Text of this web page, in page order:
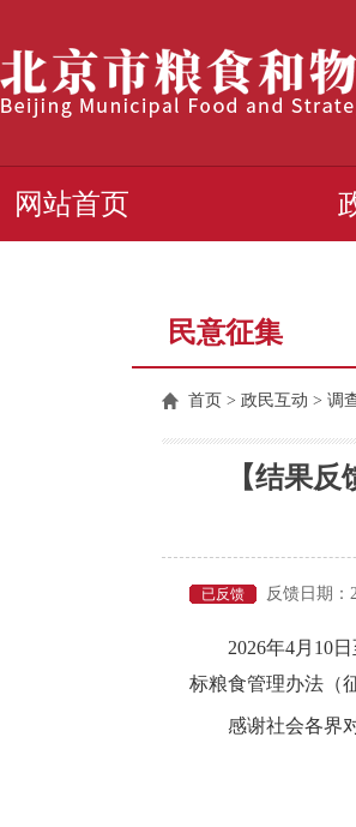
网站首页
民意征集
首页 > 政民互动 > 调
【结果
已反馈 反馈日期：
2026年4月10
标粮食管理办法（
感谢社会各界